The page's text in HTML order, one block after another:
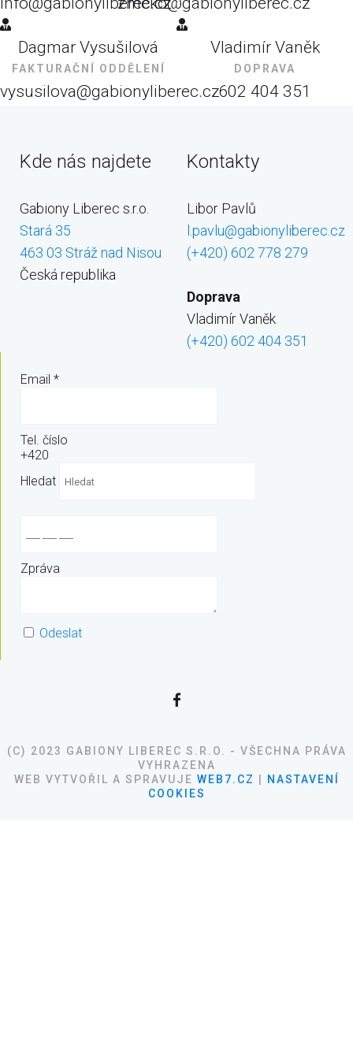
Dagmar Vysušilová
FAKTURAČNÍ ODDĚLENÍ
vysusilova@gabionyliberec.cz
Vladimír Vaněk
DOPRAVA
602 404 351
Kde nás najdete
Gabiony Liberec s.r.o.
Stará 35
463 03 Stráž nad Nisou
Česká republika
Kontakty
Libor Pavlů
l.pavlu@gabionyliberec.cz
(+420) 602 778 279
Doprava
Vladimír Vaněk
(+420) 602 404 351
Email *
Tel. číslo
+420
Hledat
Zpráva
Odeslat
(C) 2023 GABIONY LIBEREC S.R.O. - VŠECHNA PRÁVA
VYHRAZENA
WEB VYTVOŘIL A SPRAVUJE WEB7.CZ
NASTAVENÍ
COOKIES